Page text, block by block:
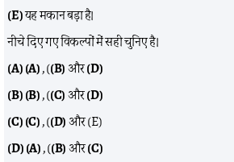
(E)यह मकान बड़ा है।
नीचे दिए गए विकल्पों में सही चुनिए है।
(A) (A), ((B)और(D)
(B)(B), ((C)और(D)
(C)(C), ((D)और (E)
(D)(A), ((B)और(C)